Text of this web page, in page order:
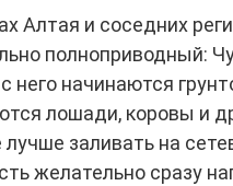
Алтая и соседних
полноприводный:
него начинаются
лошади, коровы и
заливать на
желательно сразу